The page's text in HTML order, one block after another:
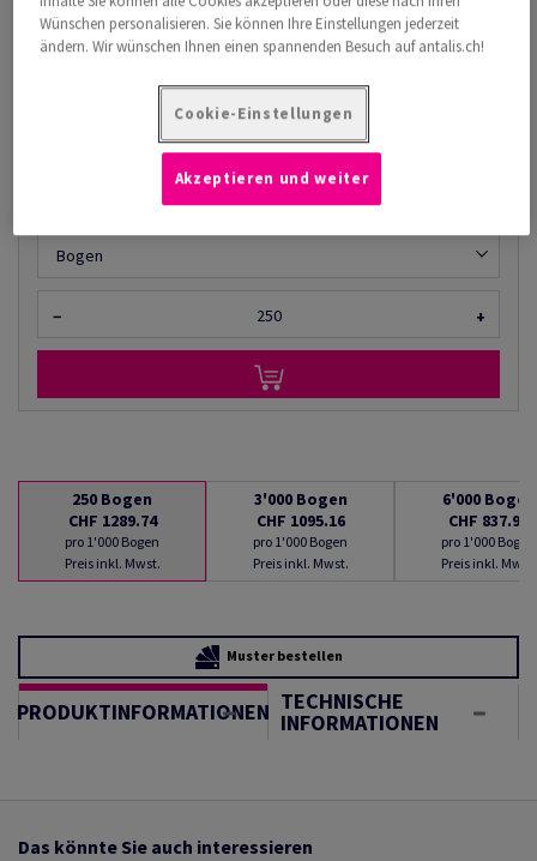
Katalogpreis inkl. MwSt.
CHF 1'289.74 35.03% Rabatt
LIEFERBAR AB 08/08/2026
Bogen
− +
250 Bogen
CHF 1289.74
pro 1'000 Bogen
Preis inkl. Mwst.
3'000 Bogen
CHF 1095.16
pro 1'000 Bogen
Preis inkl. Mwst.
6'000 Bogen
CHF 837.99
pro 1'000 Bogen
Preis inkl. Mwst.
Muster bestellen
PRODUKTINFORMATIONEN TECHNISCHE
INFORMATIONEN
Das könnte Sie auch interessieren
Wünschen personalisieren. Sie können Ihre Einstellungen jederzeit
ändern. Wir wünschen Ihnen einen spannenden Besuch auf antalis.ch!
Cookie-Einstellungen
Akzeptieren und weiter